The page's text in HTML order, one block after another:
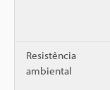
Resistência
ambiental